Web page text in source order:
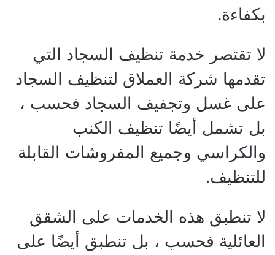
بكفاءة.
لا تقتصر خدمة تنظيف السجاد التي
تقدمها شركة العملاق لتنظيف السجاد
على غسل وتجفيف السجاد فحسب ،
بل تشمل أيضًا تنظيف الكنب
والكراسي وجميع المفروشات القابلة
للتنظيف.
لا تنطبق هذه الخدمات على الشقق
العائلية فحسب ، بل تنطبق أيضًا على